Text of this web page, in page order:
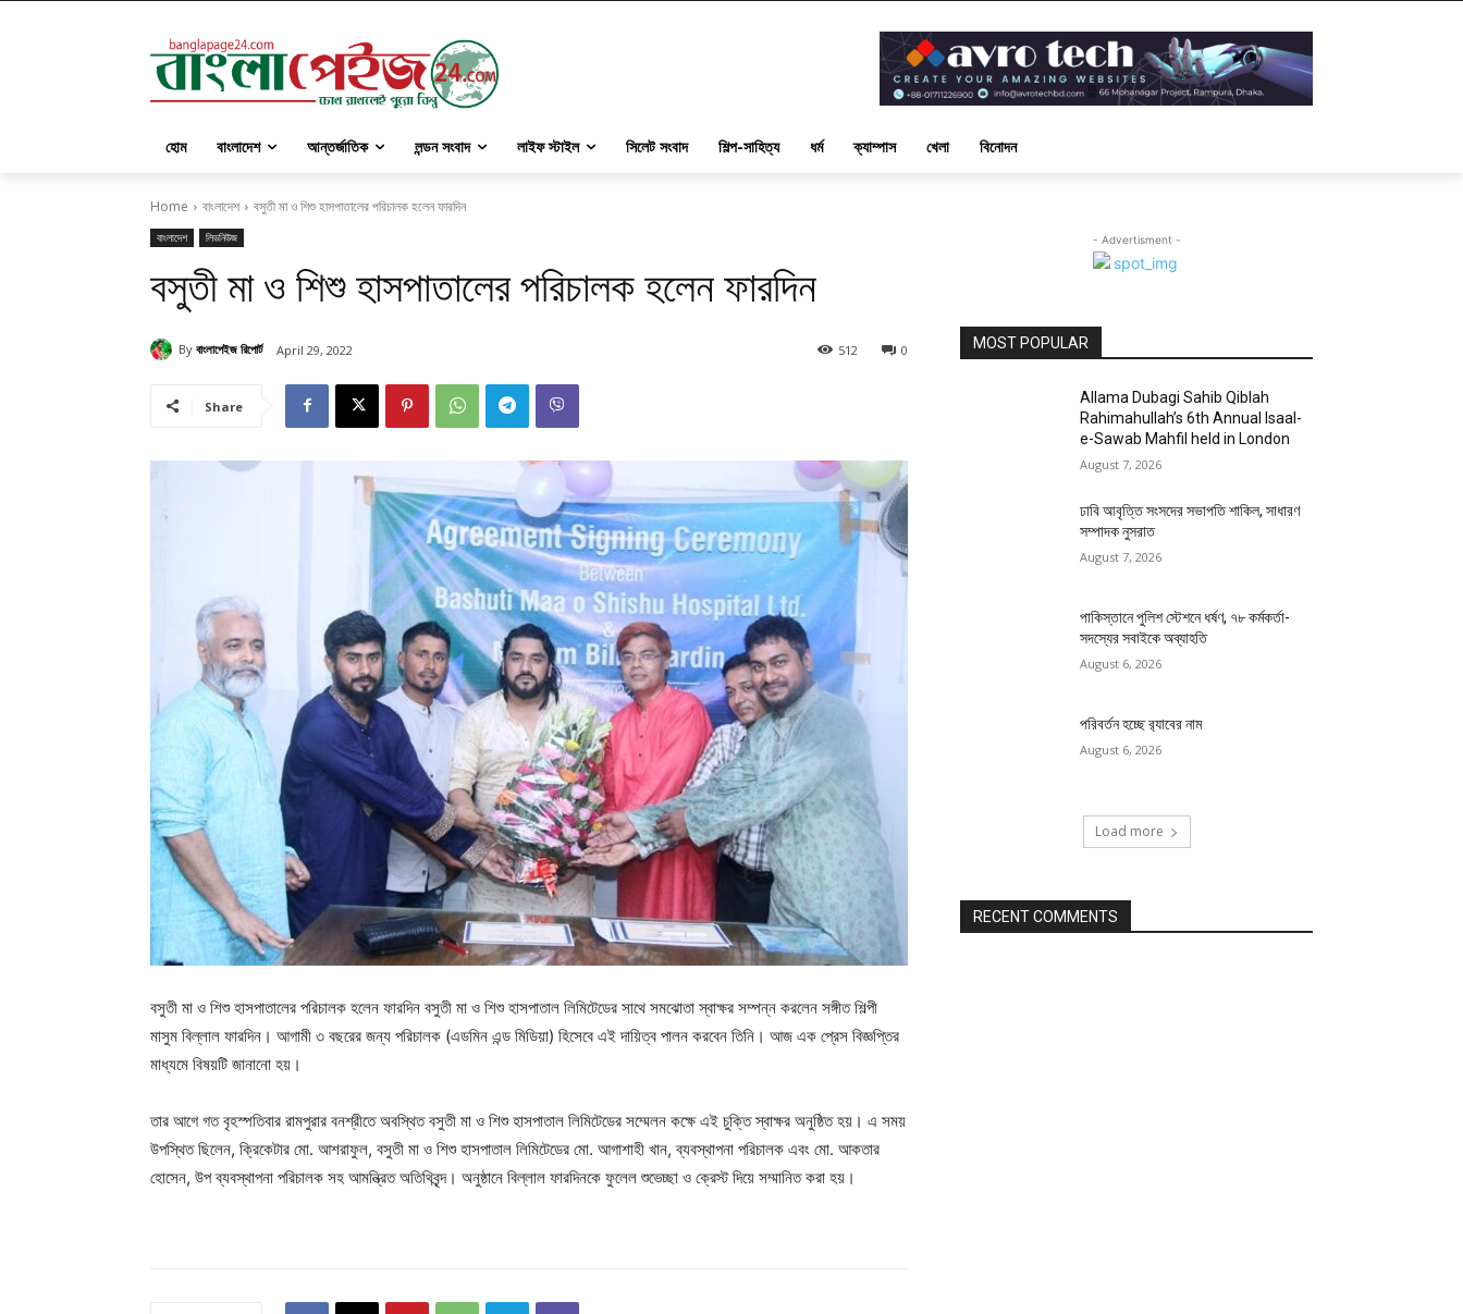
হোম বাংলাদেশ আন্তর্জাতিক লন্ডন সংবাদ লাইফ স্টাইল সিলেট সংবাদ শিল্প-সাহিত্য ধর্ম ক্যাম্পাস খেলা বিনোদন
Home বাংলাদেশ বসুতী মা ও শিশু হাসপাতালের পরিচালক হলেন ফারদিন
বাংলাদেশ লিডনিউজ
বসুতী মা ও শিশু হাসপাতালের পরিচালক হলেন ফারদিন
By বাংলাপেইজ রিপোর্ট April 29, 2022 0
512
Share
বসুতী মা ও শিশু হাসপাতালের পরিচালক হলেন ফারদিন বসুতী মা ও শিশু হাসপাতাল লিমিটেডের সাথে সমঝোতা স্বাক্ষর সম্পন্ন করলেন সঙ্গীত শিল্পী
মাসুম বিল্লাল ফারদিন। আগামী ৩ বছরের জন্য পরিচালক (এডমিন এন্ড মিডিয়া) হিসেবে এই দায়িত্ব পালন করবেন তিনি। আজ এক প্রেস বিজ্ঞপ্তির
মাধ্যমে বিষয়টি জানানো হয়।
তার আগে গত বৃহস্পতিবার রামপুরার বনশ্রীতে অবস্থিত বসুতী মা ও শিশু হাসপাতাল লিমিটেডের সম্মেলন কক্ষে এই চুক্তি স্বাক্ষর অনুষ্ঠিত হয়। এ সময়
উপস্থিত ছিলেন, ক্রিকেটার মো. আশরাফুল, বসুতী মা ও শিশু হাসপাতাল লিমিটেডের মো. আগাশাহী খান, ব্যবস্থাপনা পরিচালক এবং মো. আকতার
হোসেন, উপ ব্যবস্থাপনা পরিচালক সহ আমন্ত্রিত অতিথিবৃন্দ। অনুষ্ঠানে বিল্লাল ফারদিনকে ফুলেল শুভেচ্ছা ও ক্রেস্ট দিয়ে সম্মানিত করা হয়।
- Advertisment -
MOST POPULAR
Allama Dubagi Sahib Qiblah
Rahimahullah’s 6th Annual Isaal-
e-Sawab Mahfil held in London
August 7, 2026
ঢাবি আবৃত্তি সংসদের সভাপতি শাকিল, সাধারণ
সম্পাদক নুসরাত
August 7, 2026
পাকিস্তানে পুলিশ স্টেশনে ধর্ষণ, ৭৮ কর্মকর্তা-
সদস্যের সবাইকে অব্যাহতি
August 6, 2026
পরিবর্তন হচ্ছে র‌্যাবের নাম
August 6, 2026
Load more
RECENT COMMENTS